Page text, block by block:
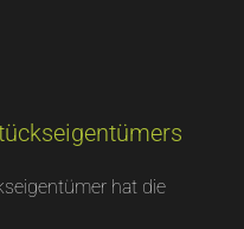
hat die